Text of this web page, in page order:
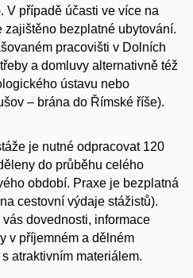
V případě účasti ve více na
bezplatné ubytování.
pracovišti v Dolních
a domluvy alternativně též
ústavu nebo
– brána do Římské říše).
je nutné odpracovat 120
do průběhu celého
období. Praxe je bezplatná
cestovní výdaje stážistů).
dovednosti, informace
v příjemném a dělném
atraktivním materiálem.